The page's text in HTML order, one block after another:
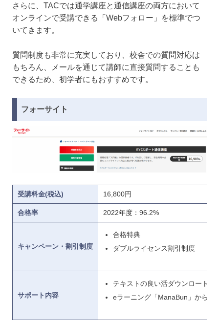
さらに、TACでは通学講座と通信講座の両方において
オンラインで受講できる「Webフォロー」を標準でつ
いてきます。
質問制度も非常に充実しており、校舎での質問対応は
もちろん、メールを通じて講師に直接質問することも
できるため、初学者にもおすすめです。
フォーサイト
受講料金(税込) 16,800円
合格率 2022年度：96.2%
キャンペーン・割引制度
合格特典
ダブルライセンス割引制度
サポート内容
テキストの良い活ダウンロート
eラーニング「ManaBun」から24